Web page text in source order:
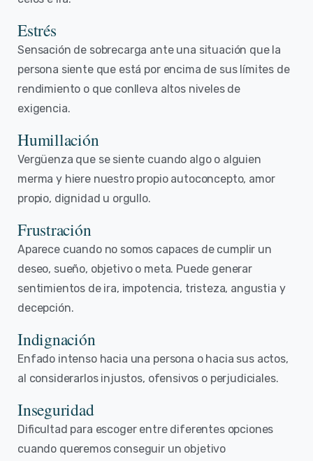
Estrés
Sensación de sobrecarga ante una situación que la
persona siente que está por encima de sus límites de
rendimiento o que conlleva altos niveles de
exigencia.
Humillación
Vergüenza que se siente cuando algo o alguien
merma y hiere nuestro propio autoconcepto, amor
propio, dignidad u orgullo.
Frustración
Aparece cuando no somos capaces de cumplir un
deseo, sueño, objetivo o meta. Puede generar
sentimientos de ira, impotencia, tristeza, angustia y
decepción.
Indignación
Enfado intenso hacia una persona o hacia sus actos,
al considerarlos injustos, ofensivos o perjudiciales.
Inseguridad
Dificultad para escoger entre diferentes opciones
cuando queremos conseguir un objetivo